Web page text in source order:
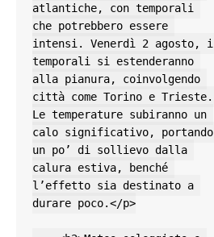
atlantiche, con temporali
che potrebbero essere
intensi. Venerdì 2 agosto, i
temporali si estenderanno
alla pianura, coinvolgendo
città come Torino e Trieste.
Le temperature subiranno un
calo significativo, portando
un po’ di sollievo dalla
calura estiva, benché
l’effetto sia destinato a
durare poco.</p>